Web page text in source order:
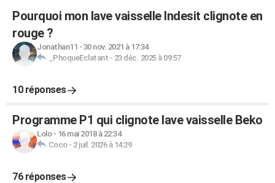
Pourquoi mon lave vaisselle Indesit clignote en
rouge ?
Jonathan11 - 30 nov. 2021 à 17:34
_PhoqueEclatant - 23 déc. 2025 à 09:57
10 réponses
Programme P1 qui clignote lave vaisselle Beko
Lolo- 16 mai 2018 à 22:34
Coco- 2 juil. 2026 à 14:29
76 réponses